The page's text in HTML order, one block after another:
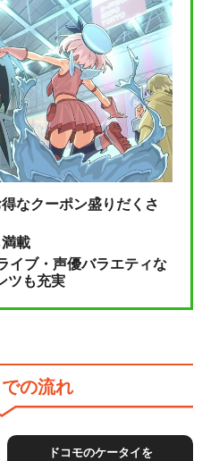
なクーポン盛りだくさ
載
イブ・声優バラエティな
ツも充実
の流れ
ドコモのケータイを